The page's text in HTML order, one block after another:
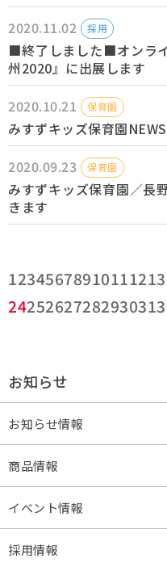
2020.11.02
採用
■終了しました■オンラ
州2020』に出展します
2020.10.21
保育園
みすずキッズ保育園
2020.09.23
保育園
みすずキッズ保育園／長
きます
12345678910111213
2425262728293031
お知らせ
お知らせ情報
商品情報
イベント情報
採用情報